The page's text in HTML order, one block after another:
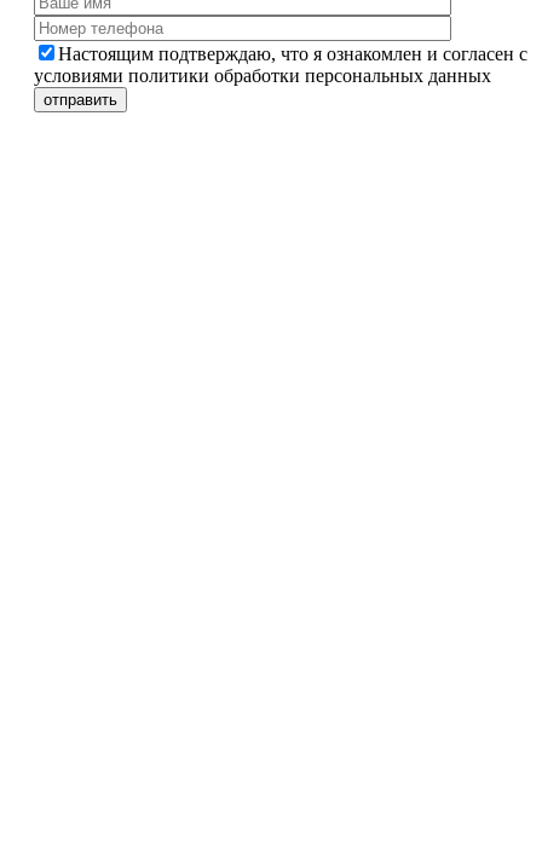
Настоящим подтверждаю, что я ознакомлен и согласен с
условиями политики обработки персональных данных